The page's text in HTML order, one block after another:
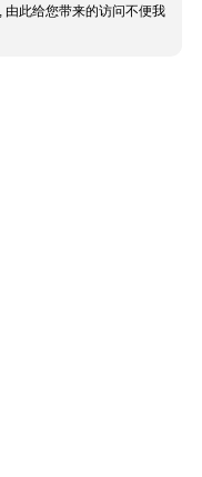
由此给您带来的访问不便我